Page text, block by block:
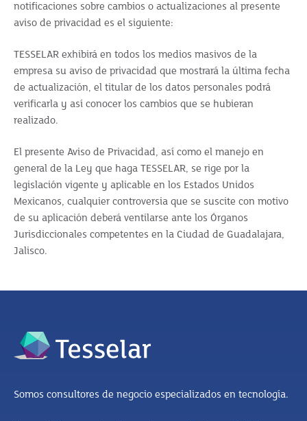
notificaciones sobre cambios o actualizaciones al presente
aviso de privacidad es el siguiente:
TESSELAR exhibirá en todos los medios masivos de la
empresa su aviso de privacidad que mostrará la última fecha
de actualización, el titular de los datos personales podrá
verificarla y así conocer los cambios que se hubieran
realizado.
El presente Aviso de Privacidad, así como el manejo en
general de la Ley que haga TESSELAR, se rige por la
legislación vigente y aplicable en los Estados Unidos
Mexicanos, cualquier controversia que se suscite con motivo
de su aplicación deberá ventilarse ante los Órganos
Jurisdiccionales competentes en la Ciudad de Guadalajara,
Jalisco.
Somos consultores de negocio especializados en tecnología.